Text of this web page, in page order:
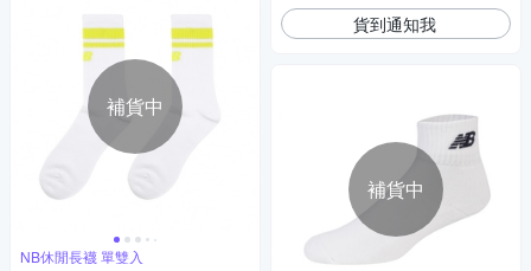
補貨中
NB休閒長襪 單雙入
貨到通知我
補貨中